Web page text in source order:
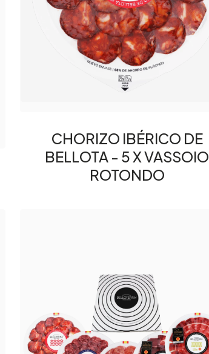
CHORIZO IBÉRICO DE
BELLOTA - 5 X VASSOIO
ROTONDO